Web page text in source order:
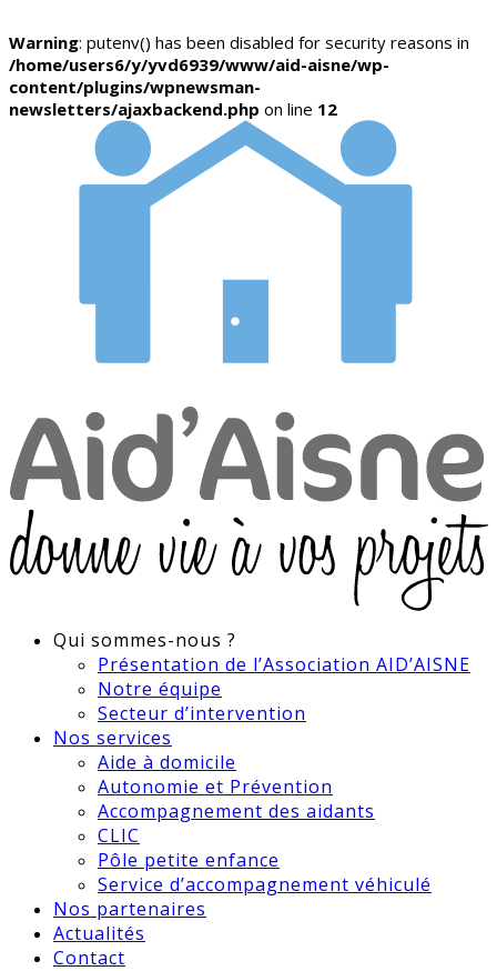
Warning: putenv() has been disabled for security reasons in
/home/users6/y/yvd6939/www/aid-aisne/wp-
content/plugins/wpnewsman-
newsletters/ajaxbackend.php on line 12
Qui sommes-nous ?
Présentation de l’Association AID’AISNE
Notre équipe
Secteur d’intervention
Nos services
Aide à domicile
Autonomie et Prévention
Accompagnement des aidants
CLIC
Pôle petite enfance
Service d’accompagnement véhiculé
Nos partenaires
Actualités
Contact